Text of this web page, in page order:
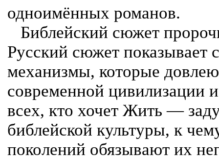
одноимённых романов.
Библейский сюжет
Русский сюжет показывает
механизмы, которые
современной цивилизации
всех, кто хочет Жить —
библейской культуры, к
поколений обязывают их